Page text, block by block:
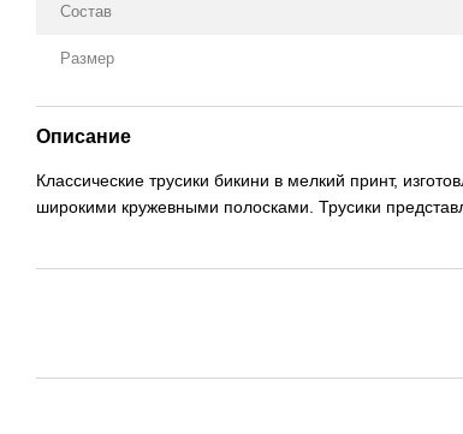
Состав
Размер
Описание
Классические трусики бикини в мелкий принт,
широкими кружевными полосками. Трусики